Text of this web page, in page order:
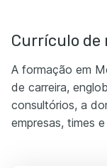
Currículo de
A formação em
de carreira,
consultórios, a
empresas, times